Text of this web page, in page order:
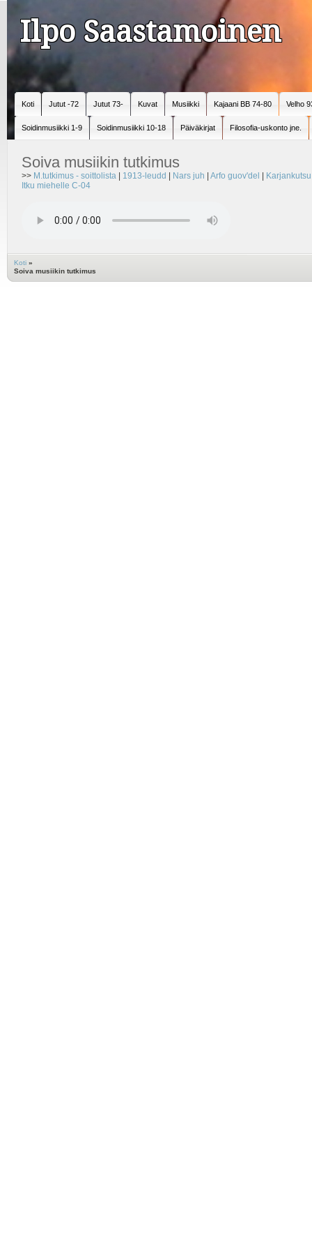
Ilpo Saastamoinen
Koti Jutut -72 Jutut 73- Kuvat Musiikki Kajaani BB 74-80 Velho
Soidinmusiikki 1-9 Soidinmusiikki 10-18 Päiväkirjat Filosofia-uskonto jne.
Soiva musiikin tutkimus
>> M.tutkimus - soittolista 1913-leudd Nars juh Arfo guov'del Karjankutsu
Itku miehelle C-04
Koti »
Soiva musiikin tutkimus